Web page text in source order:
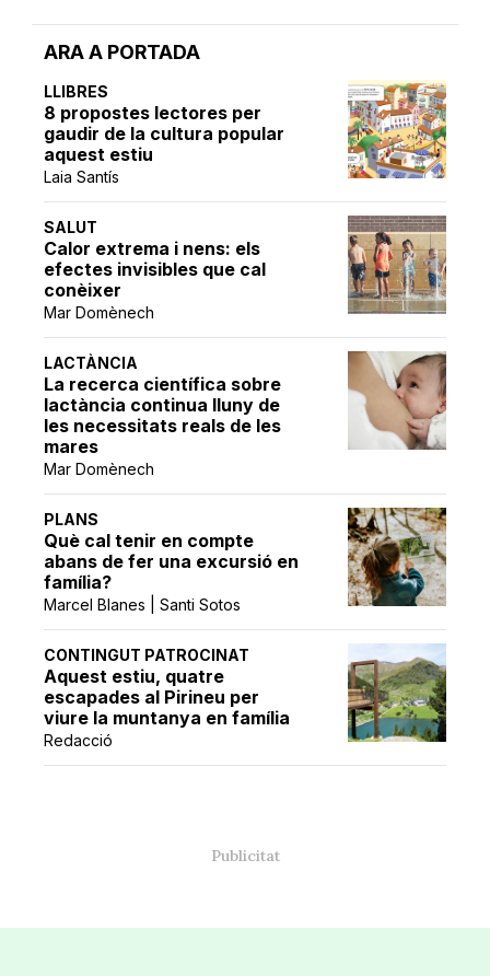
ARA A PORTADA
LLIBRES
8 propostes lectores per
gaudir de la cultura popular
aquest estiu
Laia Santís
SALUT
Calor extrema i nens: els
efectes invisibles que cal
conèixer
Mar Domènech
LACTÀNCIA
La recerca científica sobre
lactància continua lluny de
les necessitats reals de les
mares
Mar Domènech
PLANS
Què cal tenir en compte
abans de fer una excursió en
família?
Marcel Blanes | Santi Sotos
CONTINGUT PATROCINAT
Aquest estiu, quatre
escapades al Pirineu per
viure la muntanya en família
Redacció